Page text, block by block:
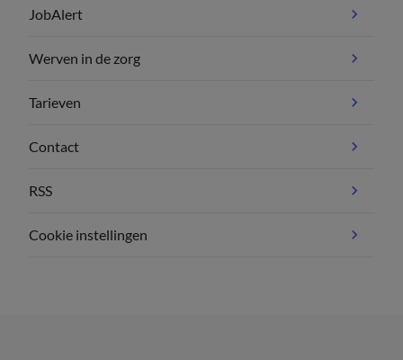
JobAlert
Werven in de zorg
Tarieven
Contact
RSS
Cookie instellingen